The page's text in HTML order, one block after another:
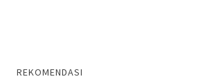
REKOMENDASI